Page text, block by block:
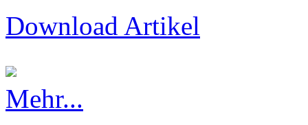
Download Artikel
Mehr...